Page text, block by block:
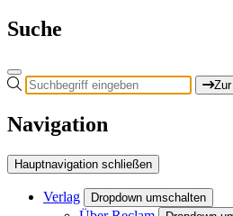
Suche
Navigation
Hauptnavigation schließen
Verlag Dropdown umschalten